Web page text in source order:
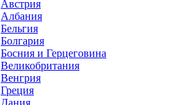
Австрия
Албания
Бельгия
Болгария
Босния и Герцеговина
Великобритания
Венгрия
Греция
Дания